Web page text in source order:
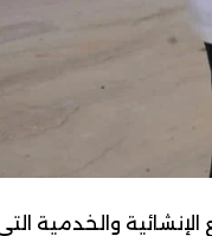
والخدمية